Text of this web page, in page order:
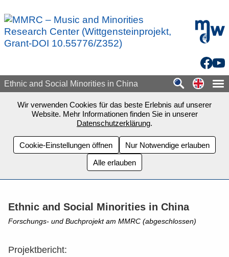
mdw -
Ethnic and Social Minorities in China
Wir verwenden Cookies für das beste Erlebnis auf unserer
Website. Mehr Informationen finden Sie in unserer
Datenschutzerklärung.
Cookie-Einstellungen öffnen
Nur Notwendige erlauben
Alle erlauben
Ethnic and Social Minorities in China
Forschungs- und Buchprojekt am MMRC (abgeschlossen)
Projektbericht: